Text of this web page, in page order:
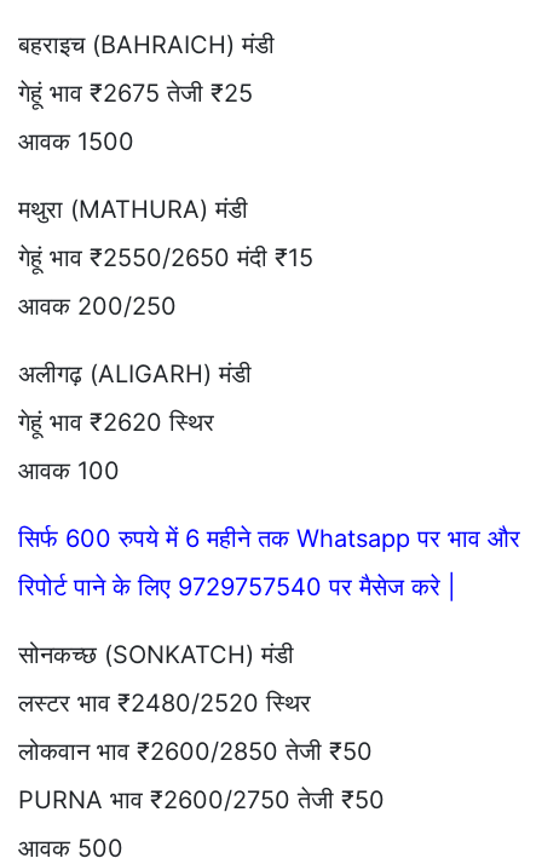
बहराइच (BAHRAICH) मंडी
गेहूं भाव ₹2675 तेजी ₹25
आवक 1500
मथुरा (MATHURA) मंडी
गेहूं भाव ₹2550/2650 मंदी ₹15
आवक 200/250
अलीगढ़ (ALIGARH) मंडी
गेहूं भाव ₹2620 स्थिर
आवक 100
सिर्फ 600 रुपये में 6 महीने तक Whatsapp पर भाव और
रिपोर्ट पाने के लिए 9729757540 पर मैसेज करे |
सोनकच्छ (SONKATCH) मंडी
लस्टर भाव ₹2480/2520 स्थिर
लोकवान भाव ₹2600/2850 तेजी ₹50
PURNA भाव ₹2600/2750 तेजी ₹50
आवक 500